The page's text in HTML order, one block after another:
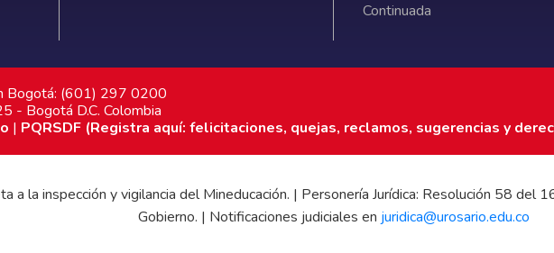
Continuada
Bogotá: (601) 297 0200
- Bogotá D.C. Colombia
| PQRSDF (Registra aquí: felicitaciones, quejas, reclamos, sugerencias y
a la inspección y vigilancia del Mineducación. | Personería Jurídica: Resolución 58
Gobierno. | Notificaciones judiciales en juridica@urosario.edu.co